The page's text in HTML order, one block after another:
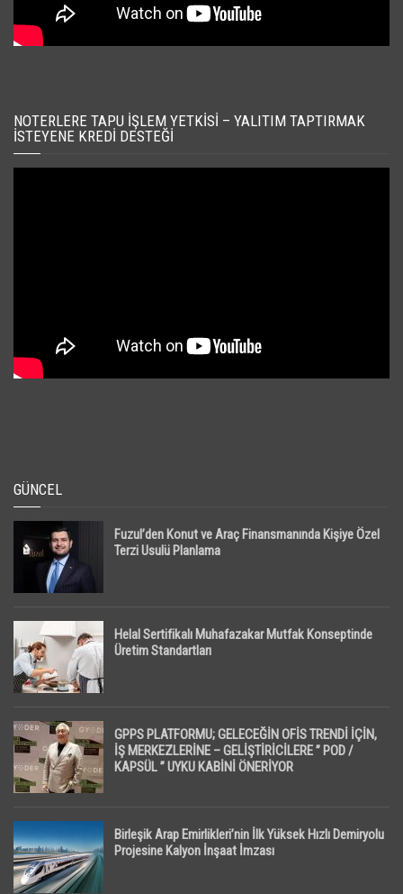
NOTERLERE TAPU İŞLEM YETKISI – YALITIM TAPTIRMAK
İSTEYENE KREDI DESTEĞI
GÜNCEL
Fuzul’den Konut ve Araç Finansmanında Kişiye Özel
Terzi Usulü Planlama
Helal Sertifikalı Muhafazakar Mutfak Konseptinde
Üretim Standartları
GPPS PLATFORMU; GELECEĞİN OFİS TRENDİ İÇİN,
İŞ MERKEZLERİNE – GELİŞTİRİCİLERE ” POD /
KAPSÜL ” UYKU KABİNİ ÖNERİYOR
Birleşik Arap Emirlikleri’nin İlk Yüksek Hızlı Demiryolu
Projesine Kalyon İnşaat İmzası